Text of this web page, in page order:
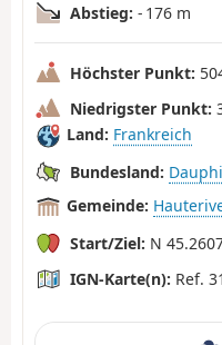
Abstieg: - 176 m
Höchster Punkt:
Niedrigster Punkt:
Land: Frankreich
Bundesland:
Gemeinde:
Start/Ziel: N
IGN-Karte(n): Ref.